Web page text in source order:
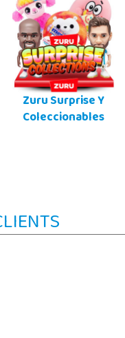
Zuru Surprise Y
Coleccionables